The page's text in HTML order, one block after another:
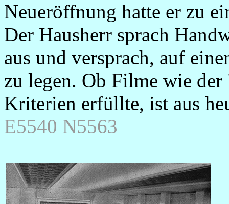
Neueröffnung hatte er zu
Der Hausherr sprach
aus und versprach, auf
zu legen. Ob Filme wie
Kriterien erfüllte, ist aus
E5540 N5563